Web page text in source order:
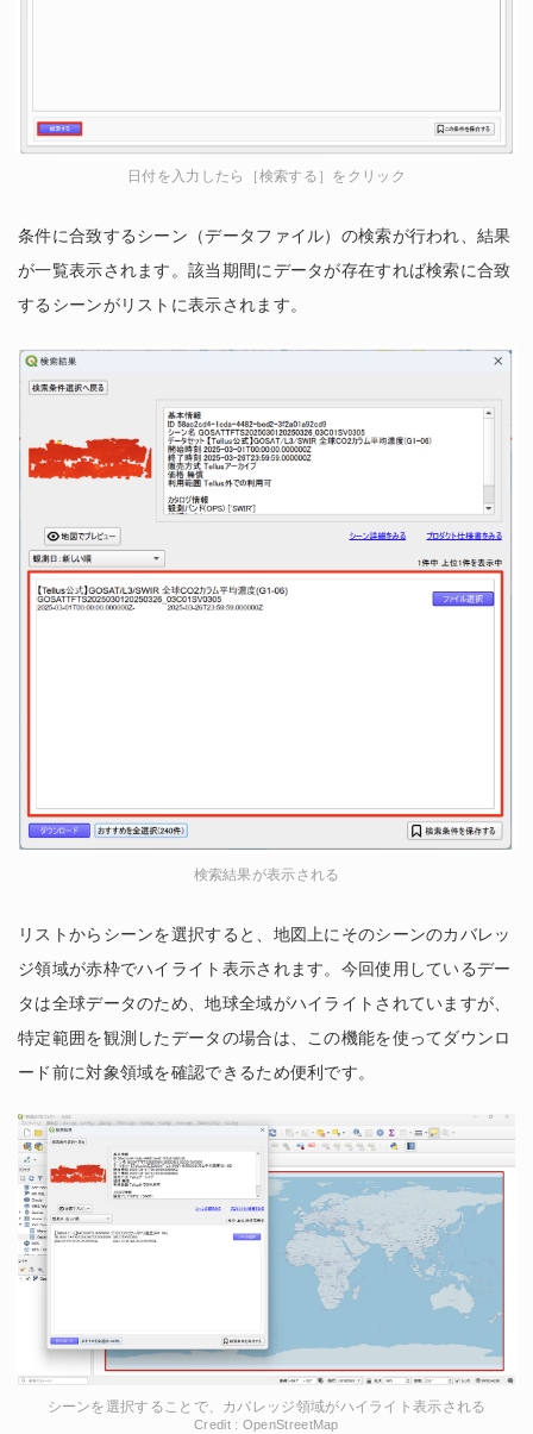
日付を入力したら［検索する］をクリック
条件に合致するシーン（データファイル）の検索が行われ、結果
が一覧表示されます。該当期間にデータが存在すれば検索に合致
するシーンがリストに表示されます。
検索結果が表示される
リストからシーンを選択すると、地図上にそのシーンのカバレッ
ジ領域が赤枠でハイライト表示されます。今回使用しているデー
タは全球データのため、地球全域がハイライトされていますが、
特定範囲を観測したデータの場合は、この機能を使ってダウンロ
ード前に対象領域を確認できるため便利です。
シーンを選択することで、カバレッジ領域がハイライト表示される
Credit : OpenStreetMap